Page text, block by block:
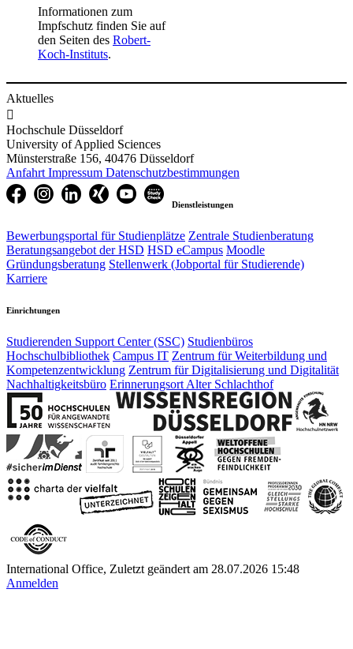
Informationen zum
Impfschutz finden Sie auf
den Seiten des Robert-
Koch-Instituts.
Aktuelles

Hochschule Düsseldorf
University of Applied Sciences
Münsterstraße 156, 40476 Düsseldorf
Anfahrt Impressum Datenschutzbestimmungen
Dienstleistungen
Bewerbungsportal für Studienplätze Zentrale Studienberatung
Beratungsangebot der HSD HSD eCampus Moodle
Gründungsberatung Stellenwerk (Jobportal für Studierende)
Karriere
Einrichtungen
Studierenden Support Center (SSC) Studienbüros
Hochschulbibliothek Campus IT Zentrum für Weiterbildung und
Kompetenzentwicklung Zentrum für Digitalisierung und Digitalität
Nachhaltigkeitsbüro Erinnerungsort Alter Schlachthof
International Office, Zuletzt geändert am 28.07.2026 15:48
Anmelden